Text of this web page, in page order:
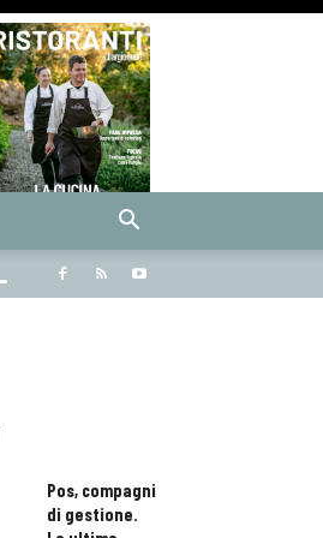
dolcegiornale
Pos, compagni
di gestione.